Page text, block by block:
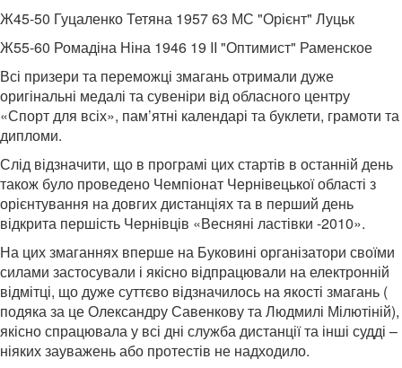
Ж45-50 Гуцаленко Тетяна 1957 63 МС "Орієнт" Луцьк
Ж55-60 Ромадіна Ніна 1946 19 II "Оптимист" Раменское
Всі призери та переможці змагань отримали дуже
оригінальні медалі та сувеніри від обласного центру
«Спорт для всіх», пам’ятні календарі та буклети, грамоти та
дипломи.
Слід відзначити, що в програмі цих стартів в останній день
також було проведено Чемпіонат Чернівецької області з
орієнтування на довгих дистанціях та в перший день
відкрита першість Чернівців «Весняні ластівки -2010».
На цих змаганнях вперше на Буковині організатори своїми
силами застосували і якісно відпрацювали на електронній
відмітці, що дуже суттєво відзначилось на якості змагань (
подяка за це Олександру Савенкову та Людмилі Мілютіній),
якісно спрацювала у всі дні служба дистанції та інші судді –
ніяких зауважень або протестів не надходило.